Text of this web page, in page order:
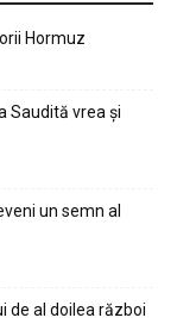
Hormuz
Saudită vrea și
un semn al
de al doilea război